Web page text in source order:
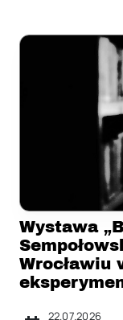
Wystawa
Wrocławiu
22.07.2026